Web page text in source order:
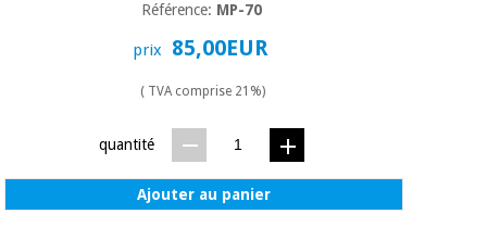
Référence: MP-70
prix 85,00EUR
( TVA comprise 21%)
quantité
Ajouter au panier